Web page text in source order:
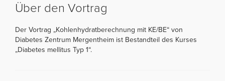
Über den Vortrag
Der Vortrag „Kohlenhydratberechnung mit KE/BE“ von
Diabetes Zentrum Mergentheim ist Bestandteil des Kurses
„Diabetes mellitus Typ 1“.